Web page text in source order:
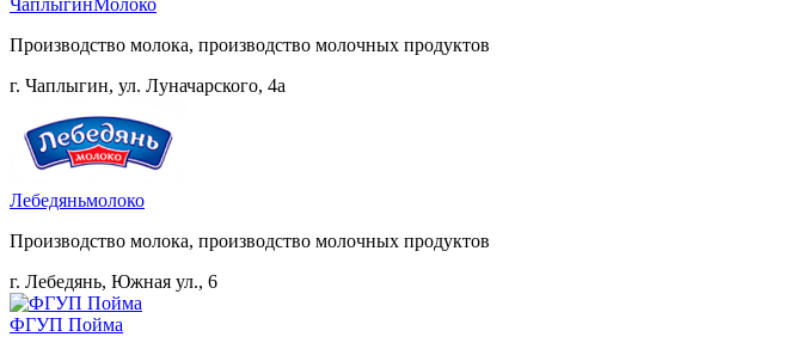
Производство молока, производство молочных продуктов
г. Чаплыгин, ул. Луначарского, 4а
Лебедяньмолоко
Производство молока, производство молочных продуктов
г. Лебедянь, Южная ул., 6
ФГУП Пойма